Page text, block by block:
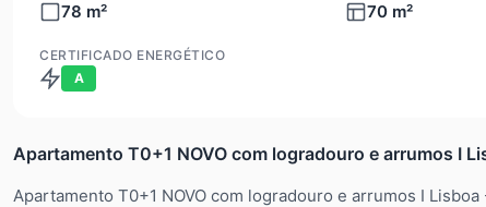
78 m² 70 m²
CERTIFICADO ENERGÉTICO
A
Apartamento T0+1 NOVO com logradouro e arrumos I
Apartamento T0+1 NOVO com logradouro e arrumos I Lisboa